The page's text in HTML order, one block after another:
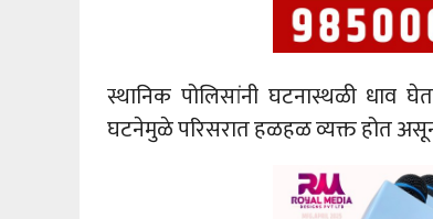
स्थानिक पोलिसांनी घटनास्थळी धाव
घटनेमुळे परिसरात हळहळ व्यक्त होत